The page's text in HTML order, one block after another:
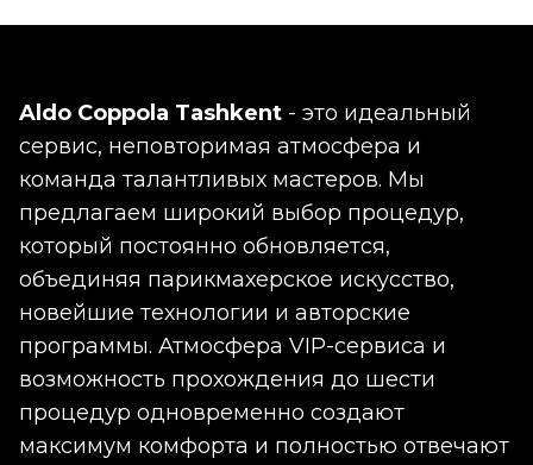
Aldo Coppola Tashkent - это идеальный
сервис, неповторимая атмосфера и
команда талантливых мастеров. Мы
предлагаем широкий выбор процедур,
который постоянно обновляется,
объединяя парикмахерское искусство,
новейшие технологии и авторские
программы. Атмосфера VIP-сервиса и
возможность прохождения до шести
процедур одновременно создают
максимум комфорта и полностью отвечают